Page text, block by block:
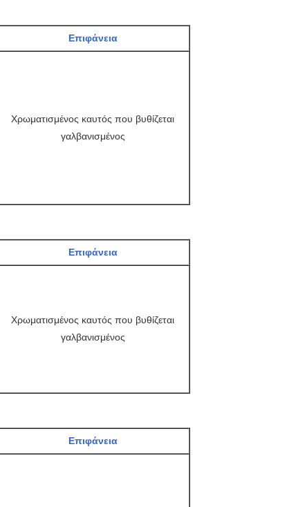
Επιφάνεια
Χρωματισμένος καυτός που βυθίζεται
γαλβανισμένος
Επιφάνεια
Χρωματισμένος καυτός που βυθίζεται
γαλβανισμένος
Επιφάνεια